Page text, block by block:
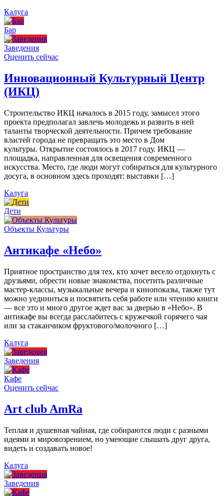
Калуга
Бар
Заведения
Оценить сейчас
Инновационный Культурный Центр
(ИКЦ)
Строительство ИКЦ началось в 2015 году, замысел этого
проекта предполагал завлечь молодежь и развить в ней
таланты творческой деятельности. Причем требование
властей города не превращать это место в Дом
культуры. Открытие состоялось в 2017 году. ИКЦ —
площадка, направленная для освещения современного
искусства. Место, где люди могут собираться для культурного
досуга, в основном здесь проходят: выставки […]
Калуга
Дети
Объекты Культуры
Антикафе «Небо»
Приятное пространство для тех, кто хочет весело отдохнуть с
друзьями, обрести новые знакомства, посетить различные
мастер-классы, музыкальные вечера и кинопоказы, также тут
можно уединиться и посвятить себя работе или чтению книги
— все это и много другое ждет вас за дверью в «Небо». В
антикафе вы всегда расслабитесь с кружечкой горячего чая
или за стаканчиком фруктового/молочного […]
Калуга
Заведения
Кафе
Оценить сейчас
Art сlub AmRa
Теплая и душевная чайная, где собираются люди с разными
идеями и мировозрением, но умеющие слышать друг друга,
видеть и создавать новое!
Калуга
Заведения